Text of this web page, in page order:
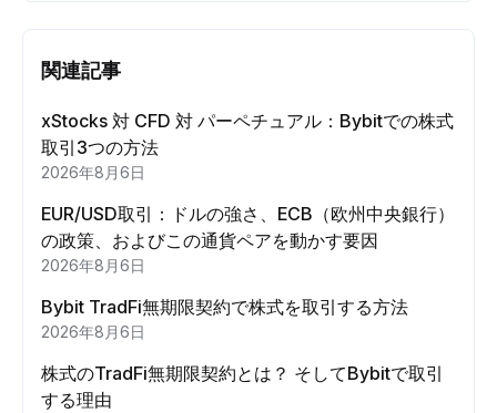
関連記事
xStocks 対 CFD 対 パーペチュアル：Bybitでの株式
取引3つの方法
2026年8月6日
EUR/USD取引：ドルの強さ、ECB（欧州中央銀行）
の政策、およびこの通貨ペアを動かす要因
2026年8月6日
Bybit TradFi無期限契約で株式を取引する方法
2026年8月6日
株式のTradFi無期限契約とは？ そしてBybitで取引
する理由